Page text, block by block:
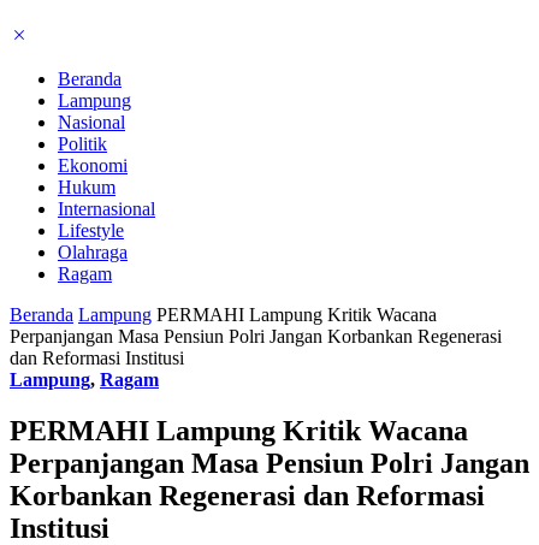
Beranda
Lampung
Nasional
Politik
Ekonomi
Hukum
Internasional
Lifestyle
Olahraga
Ragam
Beranda Lampung PERMAHI Lampung Kritik Wacana
Perpanjangan Masa Pensiun Polri Jangan Korbankan Regenerasi
dan Reformasi Institusi
Lampung, Ragam
PERMAHI Lampung Kritik Wacana
Perpanjangan Masa Pensiun Polri Jangan
Korbankan Regenerasi dan Reformasi
Institusi